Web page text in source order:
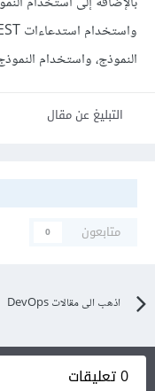
النموذج، واستخدام
التبليغ عن مقال
متابعون
0
اذهب الى مقالات DevOps
0 تعليقات